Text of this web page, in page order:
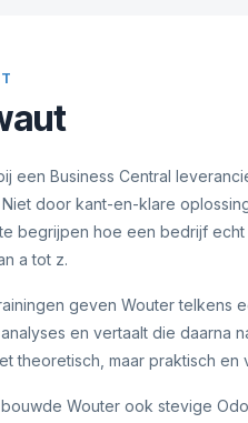
een Business Central
door kant-en-klare
begrijpen hoe een bedrijf echt
a tot z.
geven Wouter telkens
en vertaalt die daarna
theoretisch, maar praktisch en
Wouter ook stevige